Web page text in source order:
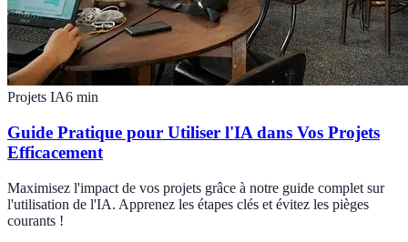
Projets IA6 min
Guide Pratique pour Utiliser l'IA dans Vos Projets
Efficacement
Maximisez l'impact de vos projets grâce à notre guide complet sur
l'utilisation de l'IA. Apprenez les étapes clés et évitez les pièges
courants !